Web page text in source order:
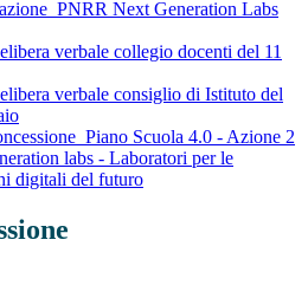
Next Generation Labs
verbale collegio docenti del 11
verbale consiglio di Istituto del
Scuola 4.0 - Azione 2
labs - Laboratori per le
digitali del futuro